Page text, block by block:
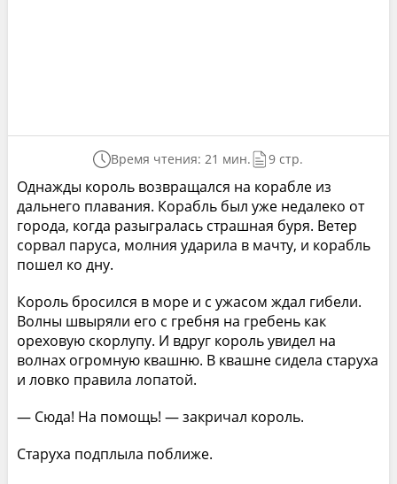
Время чтения: 21 мин. 9 стр.
Однажды король возвращался на корабле из
дальнего плавания. Корабль был уже недалеко от
города, когда разыгралась страшная буря. Ветер
сорвал паруса, молния ударила в мачту, и корабль
пошел ко дну.
Король бросился в море и с ужасом ждал гибели.
Волны швыряли его с гребня на гребень как
ореховую скорлупу. И вдруг король увидел на
волнах огромную квашню. В квашне сидела старуха
и ловко правила лопатой.
— Сюда! На помощь! — закричал король.
Старуха подплыла поближе.